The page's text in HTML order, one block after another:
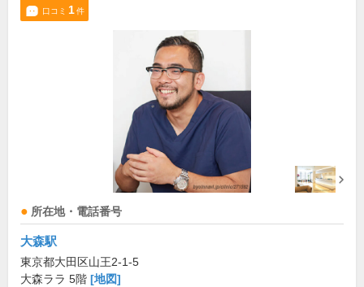
口コミ 1件
所在地・電話番号
大森駅
東京都大田区山王2-1-5
大森ララ 5階 [地図]